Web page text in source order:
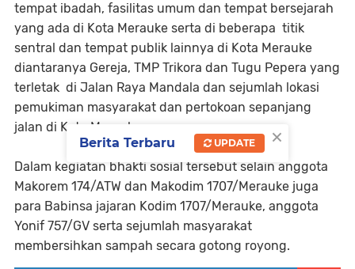
tempat ibadah, fasilitas umum dan tempat bersejarah
yang ada di Kota Merauke serta di beberapa titik
sentral dan tempat publik lainnya di Kota Merauke
diantaranya Gereja, TMP Trikora dan Tugu Pepera yang
terletak di Jalan Raya Mandala dan sejumlah lokasi
pemukiman masyarakat dan pertokoan sepanjang
jalan di Kota Merauke.
Dalam kegiatan bhakti sosial tersebut selain anggota
Makorem 174/ATW dan Makodim 1707/Merauke juga
para Babinsa jajaran Kodim 1707/Merauke, anggota
Yonif 757/GV serta sejumlah masyarakat
membersihkan sampah secara gotong royong.
×
Berita Terbaru UPDATE